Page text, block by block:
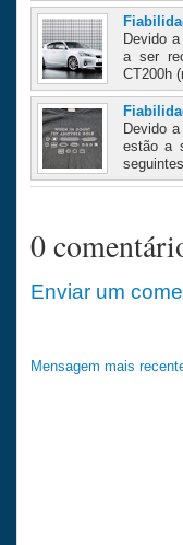
Devido
a ser
CT200h
Devido
estão a
0
Enviar um
Mensagem mais